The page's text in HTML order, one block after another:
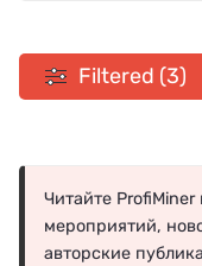
Filtered (3)
Читайте ProfiMiner
мероприятий,
авторские